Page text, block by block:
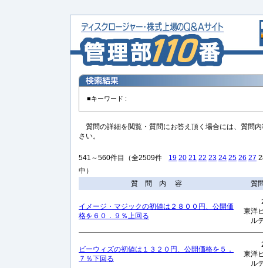
■キーワード :
質問の詳細を閲覧・質問にお答え頂く場合には、質問
さい。
541～560件目（全2509件
中）
19 20 21 22 23 24 25 26 27
質 問 内 容 質
イメージ・マジックの初値は２８００円、公開価
格を６０．９％上回る
東洋
ル
ビーウィズの初値は１３２０円、公開価格を５．
７％下回る
東洋
ル